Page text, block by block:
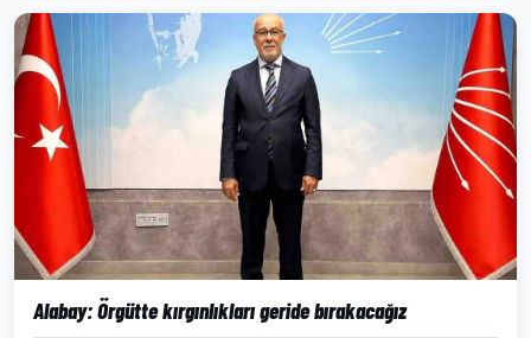
Alabay: Örgütte kırgınlıkları geride bırakacağız